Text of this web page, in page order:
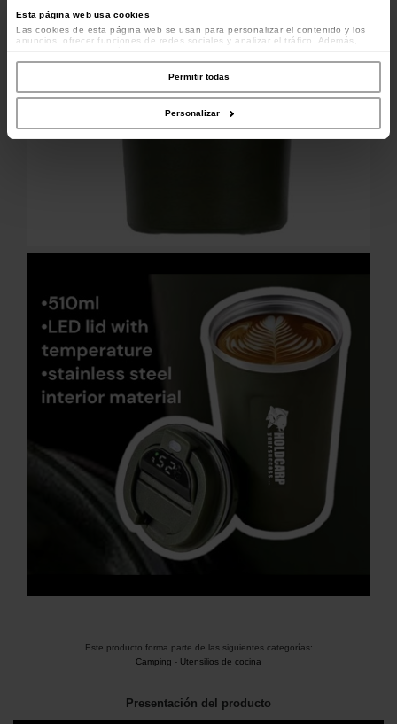
Esta página web usa cookies
Las cookies de esta página web se usan para personalizar el contenido y los
anuncios, ofrecer funciones de redes sociales y analizar el tráfico. Además,
colaboradores de redes sociales, publicidad y análisis web, quienes pueden
combinarla con otra información que les haya proporcionado o que hayan
recopilado a partir del uso que haya hecho de sus servicios.
Permitir todas
Personalizar
Este producto forma parte de las siguientes categorías:
Camping - Utensilios de cocina
Presentación del producto